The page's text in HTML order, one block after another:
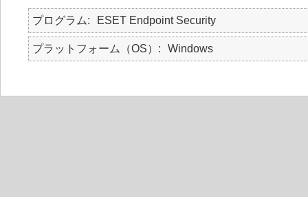
プログラム ESET Endpoint Security
プラットフォーム（OS） Windows